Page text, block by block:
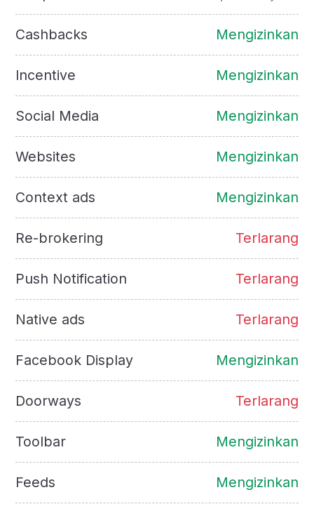
Cashbacks Mengizinkan
Incentive Mengizinkan
Social Media Mengizinkan
Websites Mengizinkan
Context ads Mengizinkan
Re-brokering Terlarang
Push Notification Terlarang
Native ads Terlarang
Facebook Display Mengizinkan
Doorways Terlarang
Toolbar Mengizinkan
Feeds Mengizinkan